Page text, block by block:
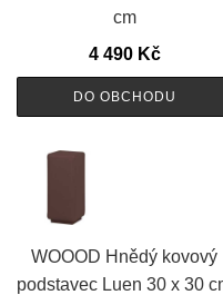
cm
4 490 Kč
DO OBCHODU
WOOOD Hnědý kovový
podstavec Luen 30 x 30